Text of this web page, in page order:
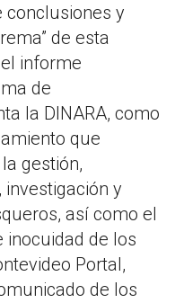
conclusiones y
de esta
informe
de
la DINARA, como
que
gestión,
y
así como el
inocuidad de los
Portal,
de los